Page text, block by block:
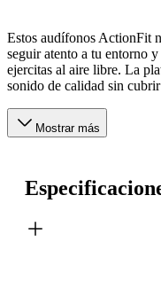
Estos audífonos ActionFit
seguir atento a tu entorno
ejercitas al aire libre. La
sonido de calidad sin
Mostrar más